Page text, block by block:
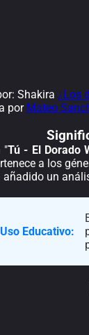
Shakira ¿Los
por Mateo
"Tú - El Dorado
a los
añadido un
Educativo: